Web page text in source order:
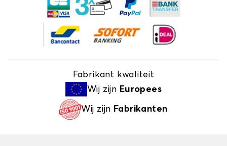
Fabrikant kwaliteit
Wij zijn Europees
Wij zijn Fabrikanten